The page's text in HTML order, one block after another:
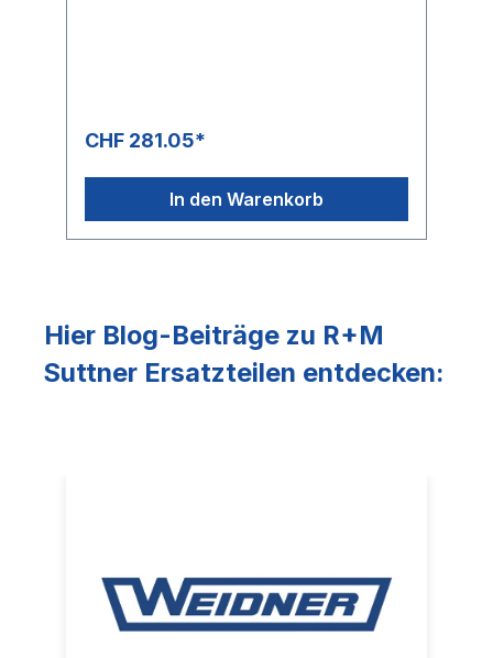
CHF 281.05*
In den Warenkorb
Hier Blog-Beiträge zu R+M
Suttner Ersatzteilen entdecken: